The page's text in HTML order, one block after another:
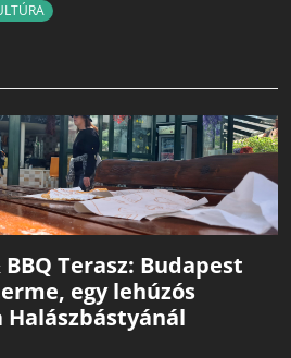
Terasz: Budapest
egy lehúzós